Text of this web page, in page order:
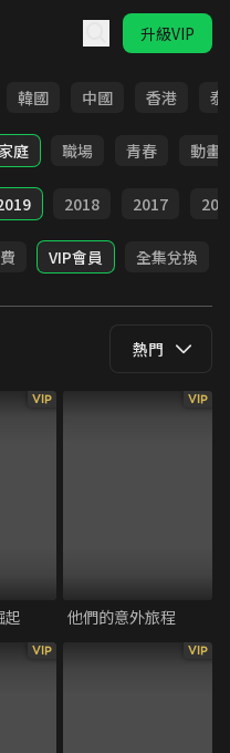
升級VIP
韓國 中國 香港 泰
家庭 職場 青春 動畫
2018 2017
VIP會員 全集兌換
熱門
VIP
起
VIP
他們的意外旅程
VIP VIP